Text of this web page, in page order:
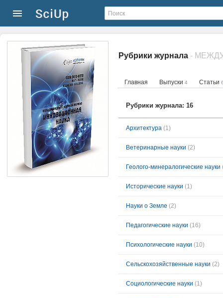
Рубрики журнала
Главная Выпуски 4 Статьи
Рубрики журнала: 16
Архитектура (1)
Ветеринарные науки (2)
Геолого-минералогические науки
Исторические науки (1)
Науки о Земле (2)
Педагогические науки (16)
Психологические науки (10)
Сельскохозяйственные науки (2)
Социологические науки (1)